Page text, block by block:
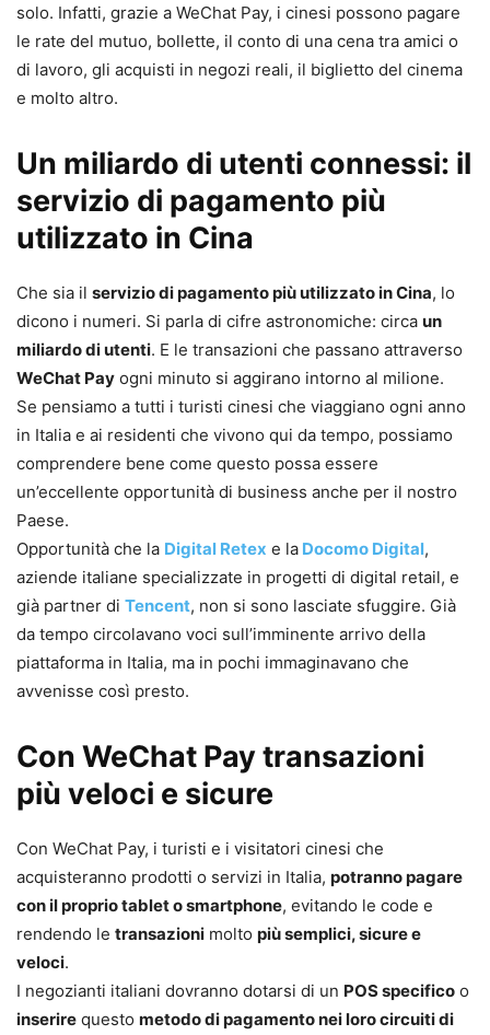
solo. Infatti, grazie a WeChat Pay, i cinesi possono pagare
le rate del mutuo, bollette, il conto di una cena tra amici o
di lavoro, gli acquisti in negozi reali, il biglietto del cinema
e molto altro.
Un miliardo di utenti connessi: il
servizio di pagamento più
utilizzato in Cina
Che sia il servizio di pagamento più utilizzato in Cina, lo
dicono i numeri. Si parla di cifre astronomiche: circa un
miliardo di utenti. E le transazioni che passano attraverso
WeChat Pay ogni minuto si aggirano intorno al milione.
Se pensiamo a tutti i turisti cinesi che viaggiano ogni anno
in Italia e ai residenti che vivono qui da tempo, possiamo
comprendere bene come questo possa essere
un’eccellente opportunità di business anche per il nostro
Paese.
Opportunità che la Digital Retex e la Docomo Digital,
aziende italiane specializzate in progetti di digital retail, e
già partner di Tencent, non si sono lasciate sfuggire. Già
da tempo circolavano voci sull’imminente arrivo della
piattaforma in Italia, ma in pochi immaginavano che
avvenisse così presto.
Con WeChat Pay transazioni
più veloci e sicure
Con WeChat Pay, i turisti e i visitatori cinesi che
acquisteranno prodotti o servizi in Italia, potranno pagare
con il proprio tablet o smartphone, evitando le code e
rendendo le transazioni molto più semplici, sicure e
veloci.
I negozianti italiani dovranno dotarsi di un POS specifico o
inserire questo metodo di pagamento nei loro circuiti di